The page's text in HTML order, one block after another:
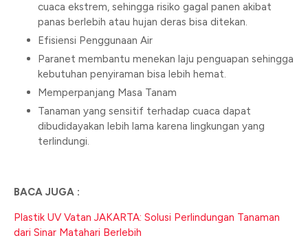
cuaca ekstrem, sehingga risiko gagal panen akibat
panas berlebih atau hujan deras bisa ditekan.
Efisiensi Penggunaan Air
Paranet membantu menekan laju penguapan sehingga
kebutuhan penyiraman bisa lebih hemat.
Memperpanjang Masa Tanam
Tanaman yang sensitif terhadap cuaca dapat
dibudidayakan lebih lama karena lingkungan yang
terlindungi.
BACA JUGA :
Plastik UV Vatan JAKARTA: Solusi Perlindungan Tanaman
dari Sinar Matahari Berlebih